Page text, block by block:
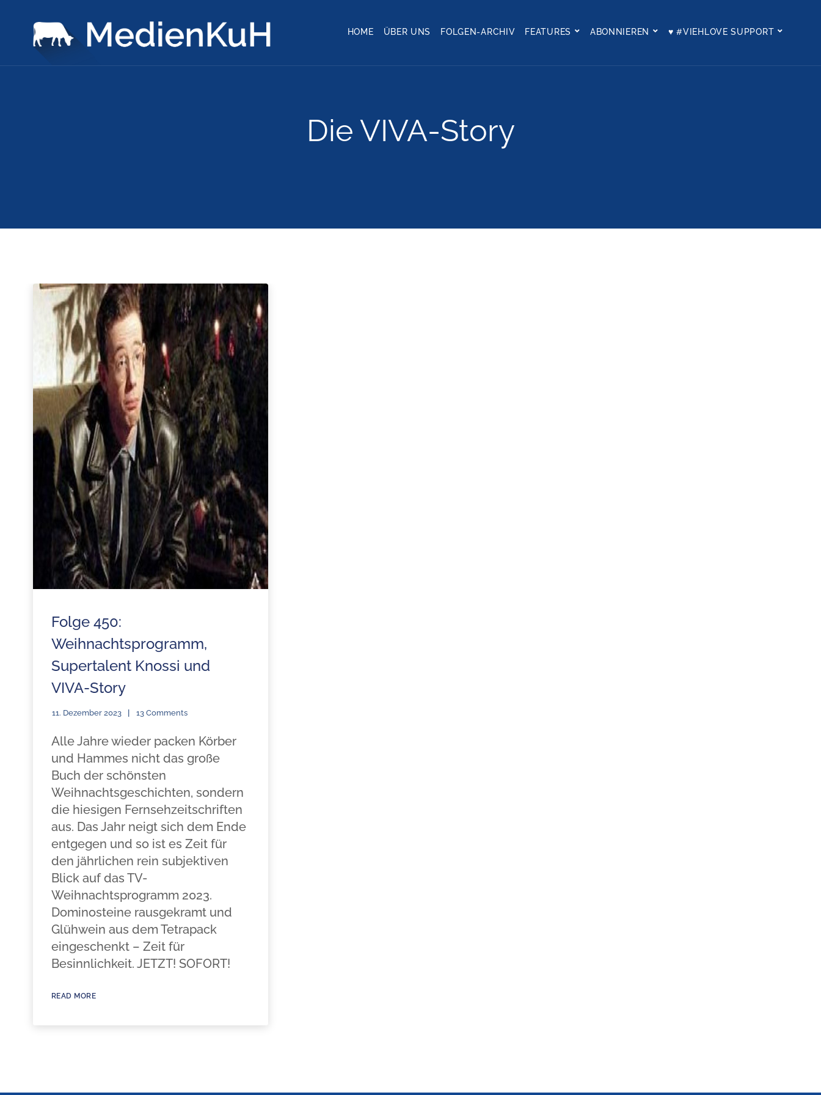
HOME ÜBER UNS FOLGEN-ARCHIV FEATURES ABONNIEREN ♥ #VIEHLOVE SUPPORT
Die VIVA-Story
Folge 450:
Weihnachtsprogramm,
Supertalent Knossi und
VIVA-Story
11. Dezember 2023 13 Comments
Alle Jahre wieder packen Körber
und Hammes nicht das große
Buch der schönsten
Weihnachtsgeschichten, sondern
die hiesigen Fernsehzeitschriften
aus. Das Jahr neigt sich dem Ende
entgegen und so ist es Zeit für
den jährlichen rein subjektiven
Blick auf das TV-
Weihnachtsprogramm 2023.
Dominosteine rausgekramt und
Glühwein aus dem Tetrapack
eingeschenkt – Zeit für
Besinnlichkeit. JETZT! SOFORT!
READ MORE